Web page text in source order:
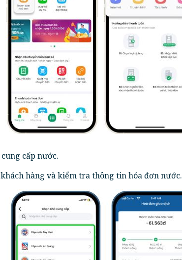
cấp nước.
hàng và kiểm tra thông tin hóa đơn nước.